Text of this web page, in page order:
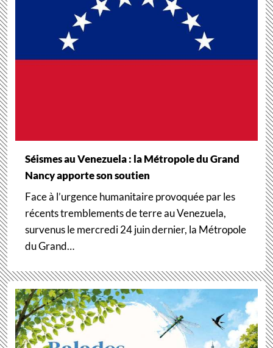
Séismes au Venezuela : la Métropole du Grand
Nancy apporte son soutien
Face à l’urgence humanitaire provoquée par les
récents tremblements de terre au Venezuela,
survenus le mercredi 24 juin dernier, la Métropole
du Grand…